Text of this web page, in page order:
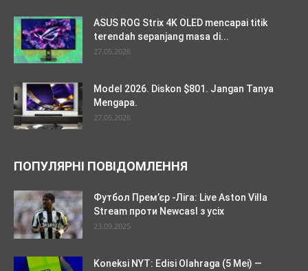
ASUS ROG Strix 4K OLED mencapai titik
terendah sepanjang masa di...
27.05.2026
Model 2026. Diskon $801. Jangan Tanya
Mengapa.
27.05.2026
ПОПУЛЯРНІ ПОВІДОМЛЕННЯ
Футбол Прем’єр -Ліга: Live Aston Villa
Stream проти Newcasl з усіх
23.09.2025
Koneksi NYT: Edisi Olahraga (5 Mei) —